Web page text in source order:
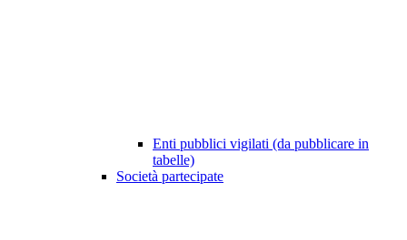
Enti pubblici vigilati (da pubblicare in
tabelle)
Società partecipate